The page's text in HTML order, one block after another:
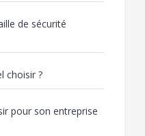
de sécurité
choisir ?
pour son entreprise